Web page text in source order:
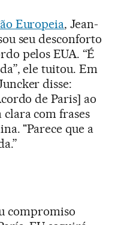
Europeia, Jean-
seu desconforto
pelos EUA. “É
ele tuitou. Em
disse:
de Paris] ao
com frases
"Parece que a
compromiso